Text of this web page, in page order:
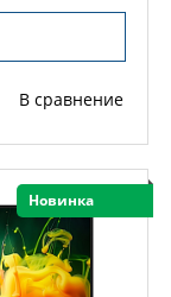
В сравнение
Новинка